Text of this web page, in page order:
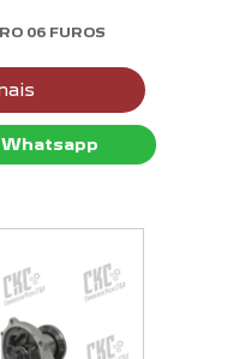
06 FUROS